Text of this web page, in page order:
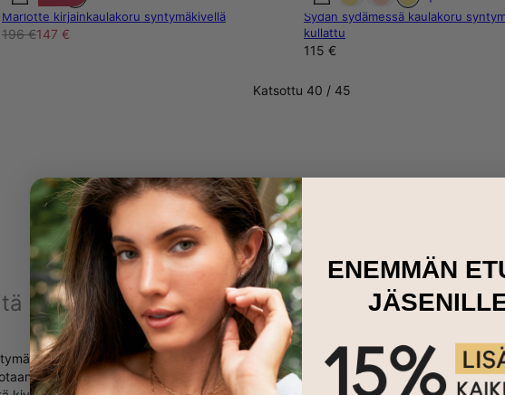
Marlotte kirjainkaulakoru syntymäkivellä
196 €147 €
Sydän sydämessä kaulakoru
kullattu
115 €
Katsottu 40 / 45
syntymäkivet ovat?
ovat jalo- tai puolijalokivet, jotka liittyvät vuoden jokaiseen kuukauteen.
tuovan ainutlaatuisia ominaisuuksia, energiaa ja onnea kyseisessä kuussa
ENEMMÄN